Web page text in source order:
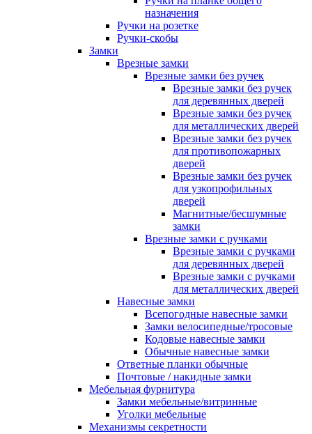
назначения
Ручки на розетке
Ручки-скобы
Замки
Врезные замки
Врезные замки без ручек
Врезные замки без ручек
для деревянных дверей
Врезные замки без ручек
для металлических дверей
Врезные замки без ручек
для противопожарных
дверей
Врезные замки без ручек
для узкопрофильных
дверей
Магнитные/бесшумные
замки
Врезные замки с ручками
Врезные замки с ручками
для деревянных дверей
Врезные замки с ручками
для металлических дверей
Навесные замки
Всепогодные навесные замки
Замки велосипедные/тросовые
Кодовые навесные замки
Обычные навесные замки
Ответные планки обычные
Почтовые / накидные замки
Мебельная фурнитура
Замки мебельные/витринные
Уголки мебельные
Механизмы секретности